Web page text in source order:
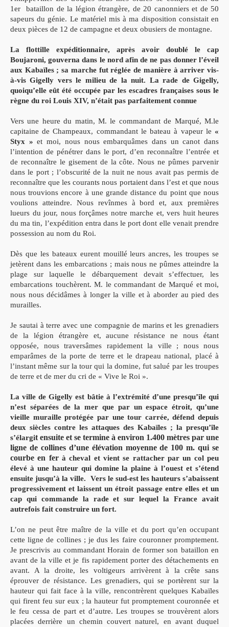
1er bataillon de la légion étrangère, de 20 canonniers et de 50
sapeurs du génie. Le matériel mis à ma disposition consistait en
deux pièces de 12 de campagne et deux obusiers de montagne.
La flottille expéditionnaire, après avoir doublé le cap
Boujaroni, gouverna dans le nord afin de ne pas donner l’éveil
aux Kabaïles ; sa marche fut réglée de manière à arriver vis-
à-vis Gigelly vers le milieu de la nuit. La rade de Gigelly,
quoiqu’elle eût été occupée par les escadres françaises sous le
règne du roi Louis XIV, n’était pas parfaitement connue
Vers une heure du matin, M. le commandant de Marqué, M.le
capitaine de Champeaux, commandant le bateau à vapeur le «
Styx » et moi, nous nous embarquâmes dans un canot dans
l’intention de pénétrer dans le port, d’en reconnaître l’entrée et
de reconnaître le gisement de la côte. Nous ne pûmes parvenir
dans le port ; l’obscurité de la nuit ne nous avait pas permis de
reconnaître que les courants nous portaient dans l’est et que nous
nous trouvions encore à une grande distance du point que nous
voulions atteindre. Nous revînmes à bord et, aux premières
lueurs du jour, nous forçâmes notre marche et, vers huit heures
du ma tin, l’expédition entra dans le port dont elle venait prendre
possession au nom du Roi.
Dès que les bateaux eurent mouillé leurs ancres, les troupes se
jetèrent dans les embarcations ; mais nous ne pûmes atteindre la
plage sur laquelle le débarquement devait s’effectuer, les
embarcations touchèrent. M. le commandant de Marqué et moi,
nous nous décidâmes à longer la ville et à aborder au pied des
murailles.
Je sautai à terre avec une compagnie de marins et les grenadiers
de la légion étrangère et, aucune résistance ne nous étant
opposée, nous traversâmes rapidement la ville ; nous nous
emparâmes de la porte de terre et le drapeau national, placé à
l’instant même sur la tour qui la domine, fut salué par les troupes
de terre et de mer du cri de « Vive le Roi ».
La ville de Gigelly est bâtie à l’extrémité d’une presqu’île qui
n’est séparées de la mer que par un espace étroit, qu’une
vieille muraille protégée par une tour carrée, défend depuis
deux siècles contre les attaques des Kabaïles ; la presqu’île
s’élargit ensuite et se termine à environ 1.400 mètres par une
ligne de collines d’une élévation moyenne de 100 m. qui se
courbe en fer à cheval et vient se rattacher par un col peu
élevé à une hauteur qui domine la plaine à l’ouest et s’étend
ensuite jusqu’à la ville. Vers le sud-est les hauteurs s’abaissent
progressivement et laissent un étroit passage entre elles et un
cap qui commande la rade et surlequel la France avait
autrefois fait construire un fort.
L’on ne peut être maître de la ville et du port qu’en occupant
cette ligne de collines ; je dus les faire couronner promptement.
Je prescrivis au commandant Horain de former son bataillon en
avant de la ville et je fis rapidement porter des détachements en
avant. A la droite, les voltigeurs arrivèrent à la crête sans
éprouver de résistance. Les grenadiers, qui se portèrent sur la
hauteur qui fait face à la ville, rencontrèrent quelques Kabaïles
qui firent feu sur eux ; la hauteur fut promptement couronnée et
le feu cessa de part et d’autre. Les troupes se trouvèrent alors
placées derrière un chemin couvert naturel, en avant duquel